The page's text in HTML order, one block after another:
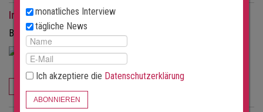
Interviews als Magazin
Bestellen Sie die Interviews in gedruckter Form als Magazin.
monatliches Interview
tägliche News
Ich akzeptiere die Datenschutzerklärung
ABONNIEREN